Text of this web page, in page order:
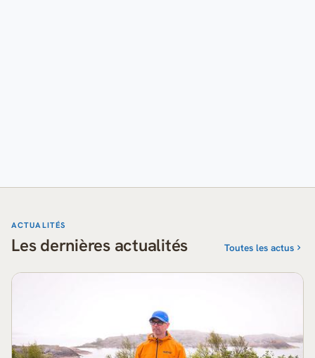
ACTUALITÉS
Les dernières actualités Toutes les actus